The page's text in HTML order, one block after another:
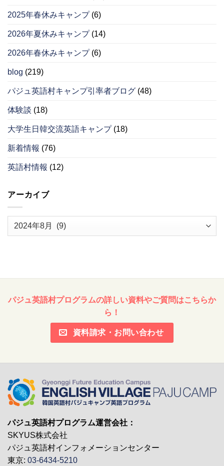
2025年春休みキャンプ(6)
2026年夏休みキャンプ(14)
2026年春休みキャンプ(6)
blog (219)
パジュ英語村キャンプ引率者ブログ (48)
体験談 (18)
大学生日韓交流英語キャンプ(18)
新着情報 (76)
英語村情報 (12)
アーカイブ
パジュ英語村プログラムの詳しい資料やご質問はこちらか
ら！
資料請求・お問い合わせ
パジュ英語村プログラム運営会社：
SKYUS株式会社
パジュ英語村インフォメーションセンター
東京: 03-6434-5210